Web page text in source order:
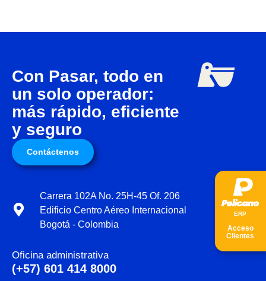
Con Pasar, todo en
un solo operador:
más rápido, eficiente
y seguro
Contáctenos
Carrera 102A No. 25H-45 Of. 206
Edificio Centro Aéreo Internacional
Bogotá - Colombia
Oficina administrativa
(+57) 601 414 8000
ERP
Acceso
Clientes